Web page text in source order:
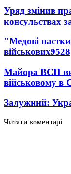
Уряд змінив
консульствах
"Медові
військових9528
Майора ВСП
військовому в
Залужний:
Читати коментарі